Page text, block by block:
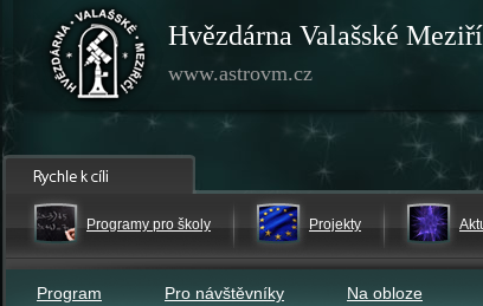
Hvězdárna Valašské
www.astrovm.cz
Programy pro školy Projekty
Program Pro návštěvníky Na obloze